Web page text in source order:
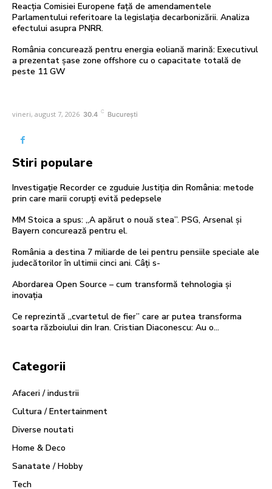
Reacția Comisiei Europene față de amendamentele
Parlamentului referitoare la legislația decarbonizării. Analiza
efectului asupra PNRR.
România concurează pentru energia eoliană marină: Executivul
a prezentat șase zone offshore cu o capacitate totală de
peste 11 GW
vineri, august 7, 2026 30.4 C București
Stiri populare
Investigație Recorder ce zguduie Justiția din România: metode
prin care marii corupți evită pedepsele
MM Stoica a spus: „A apărut o nouă stea”. PSG, Arsenal și
Bayern concurează pentru el.
România a destina 7 miliarde de lei pentru pensiile speciale ale
judecătorilor în ultimii cinci ani. Câți s-
Abordarea Open Source – cum transformă tehnologia și
inovația
Ce reprezintă „cvartetul de fier” care ar putea transforma
soarta războiului din Iran. Cristian Diaconescu: Au o…
Categorii
Afaceri / industrii
Cultura / Entertainment
Diverse noutati
Home & Deco
Sanatate / Hobby
Tech